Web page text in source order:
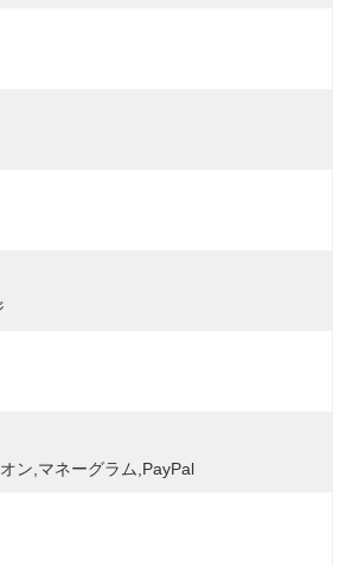
ン,マネーグラム,PayPal